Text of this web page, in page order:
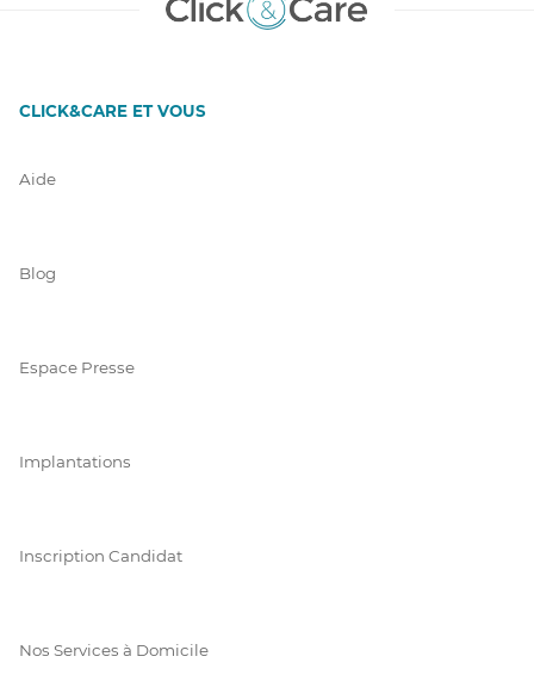
CLICK&CARE ET VOUS
Aide
Blog
Espace Presse
Implantations
Inscription Candidat
Nos Services à Domicile